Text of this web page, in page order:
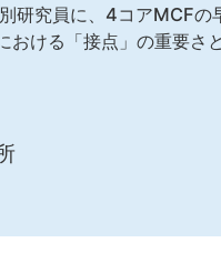
研究員に、4コアMCF
ける「接点」の重要さ